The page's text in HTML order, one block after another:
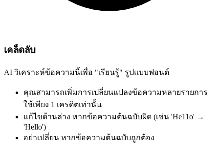
เคล็ดลับ
AI วิเคราะห์ข้อความนี้เพื่อ "เรียนรู้" รูปแบบฟอนต์
คุณสามารถเพิ่มการเปลี่ยนแปลงข้อความหลายรายการ
ใช้เพียง 1 เครดิตเท่านั้น
แก้ไขด้านล่าง หากข้อความต้นฉบับผิด (เช่น 'He11o' →
'Hello')
อย่าเปลี่ยน หากข้อความต้นฉบับถูกต้อง